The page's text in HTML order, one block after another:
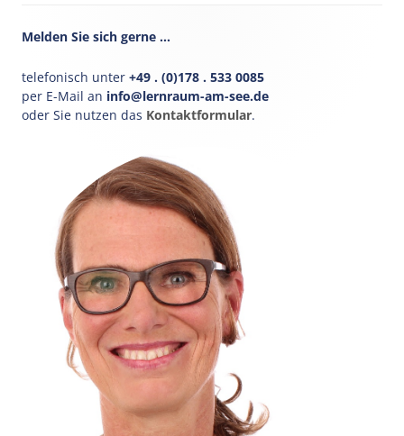
Haupt-
Seitenleiste
Melden Sie sich gerne …
telefonisch unter +49 . (0)178 . 533 0085
per E-Mail an info@lernraum-am-see.de
oder Sie nutzen das Kontaktformular.